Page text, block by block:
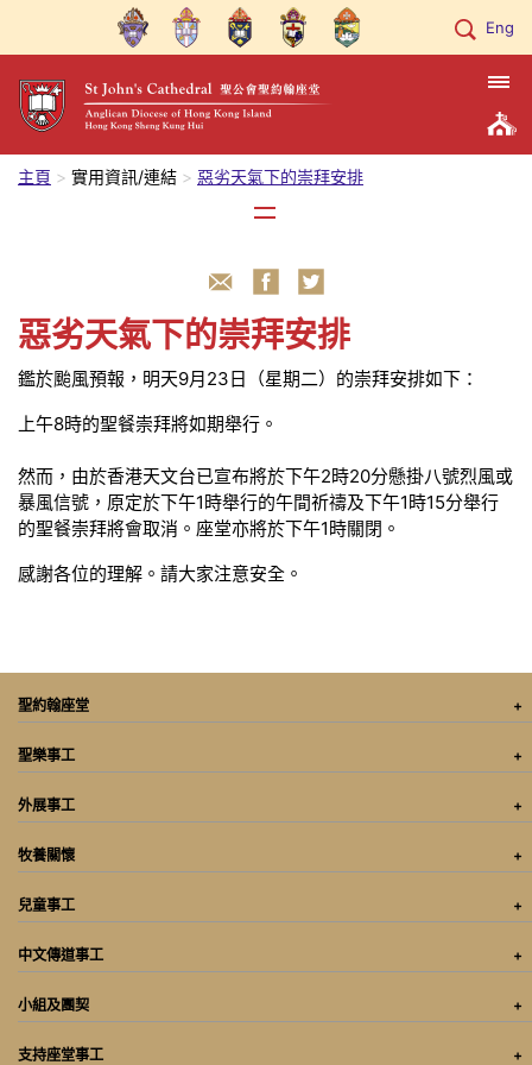
Eng
主頁 實用資訊/連結 惡劣天氣下的崇拜安排
惡劣天氣下的崇拜安排
鑑於颱風預報，明天9月23日（星期二）的崇拜安排如下：
上午8時的聖餐崇拜將如期舉行。
然而，由於香港天文台已宣布將於下午2時20分懸掛八號烈風或
暴風信號，原定於下午1時舉行的午間祈禱及下午1時15分舉行
的聖餐崇拜將會取消。座堂亦將於下午1時關閉。
感謝各位的理解。請大家注意安全。
聖約翰座堂
聖樂事工
外展事工
牧養關懷
兒童事工
中文傳道事工
小組及團契
支持座堂事工